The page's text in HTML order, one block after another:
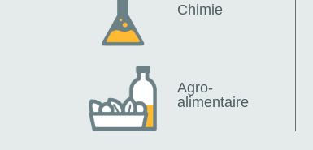
Chimie
Agro-
alimentaire